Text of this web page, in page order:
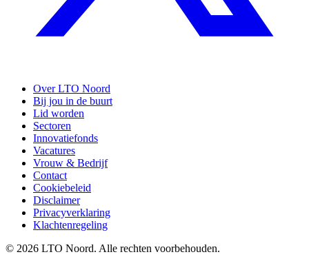
Over LTO Noord
Bij jou in de buurt
Lid worden
Sectoren
Innovatiefonds
Vacatures
Vrouw & Bedrijf
Contact
Cookiebeleid
Disclaimer
Privacyverklaring
Klachtenregeling
© 2026 LTO Noord. Alle rechten voorbehouden.